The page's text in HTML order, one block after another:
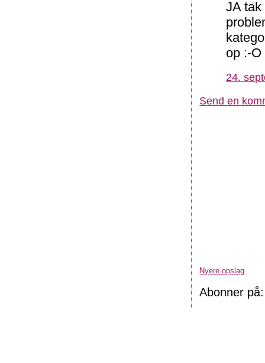
JA
op :-O
24.
Send en
Nyere opslag
Abonner